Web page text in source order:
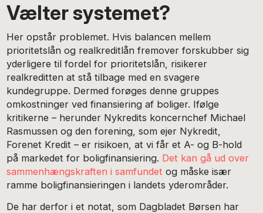
Vælter systemet?
Her opstår problemet. Hvis balancen mellem
prioritetslån og realkreditlån fremover forskubber sig
yderligere til fordel for prioritetslån, risikerer
realkreditten at stå tilbage med en svagere
kundegruppe. Dermed forøges denne gruppes
omkostninger ved finansiering af boliger. Ifølge
kritikerne – herunder Nykredits koncernchef Michael
Rasmussen og den forening, som ejer Nykredit,
Forenet Kredit – er risikoen, at vi får et A- og B-hold
på markedet for boligfinansiering. Det kan gå ud over
sammenhængskraften i samfundetog måske især
ramme boligfinansieringen i landets yderområder.
De har derfor i et notat, som Dagbladet Børsen har